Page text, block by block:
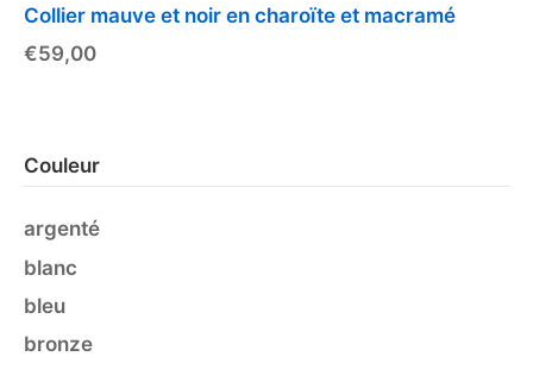
Collier mauve et noir en charoïte et macramé
€59,00
Couleur
argenté
blanc
bleu
bronze